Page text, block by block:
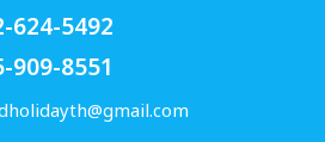
624-5492
909-8551